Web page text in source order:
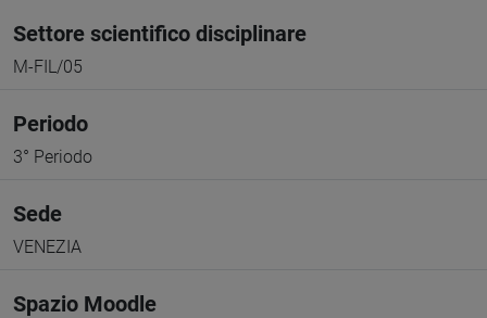
Settore scientifico disciplinare
M-FIL/05
Periodo
3° Periodo
Sede
VENEZIA
Spazio Moodle